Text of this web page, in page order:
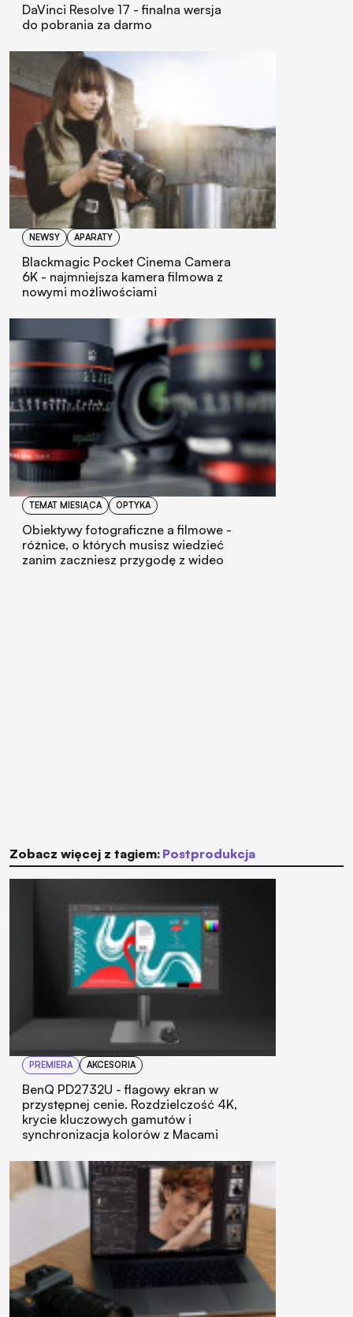
DaVinci Resolve 17 - finalna wersja
do pobrania za darmo
NEWSY APARATY
Blackmagic Pocket Cinema Camera
6K - najmniejsza kamera filmowa z
nowymi możliwościami
TEMAT MIESIĄCA OPTYKA
Obiektywy fotograficzne a filmowe -
różnice, o których musisz wiedzieć
zanim zaczniesz przygodę z wideo
Zobacz więcej z tagiem: postprodukcja
PREMIERA AKCESORIA
BenQ PD2732U - flagowy ekran w
przystępnej cenie. Rozdzielczość 4K,
krycie kluczowych gamutów i
synchronizacja kolorów z Macami